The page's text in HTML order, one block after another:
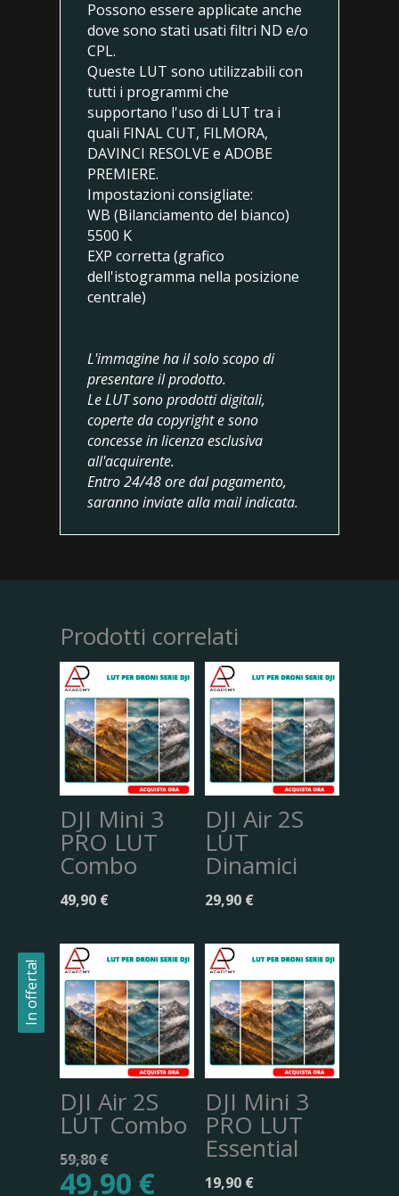
Possono essere applicate anche
dove sono stati usati filtri ND e/o
CPL.
Queste LUT sono utilizzabili con
tutti i programmi che
supportano l'uso di LUT tra i
quali FINAL CUT, FILMORA,
DAVINCI RESOLVE e ADOBE
PREMIERE.
Impostazioni consigliate:
WB (Bilanciamento del bianco)
5500 K
EXP corretta (grafico
dell'istogramma nella posizione
centrale)
L'immagine ha il solo scopo di
presentare il prodotto.
Le LUT sono prodotti digitali,
coperte da copyright e sono
concesse in licenza esclusiva
all'acquirente.
Entro 24/48 ore dal pagamento,
saranno inviate alla mail indicata.
Prodotti correlati
DJI Mini 3
PRO LUT
Combo
49,90 €
DJI Air 2S
LUT
Dinamici
29,90 €
In offerta!
DJI Air 2S
LUT Combo
59,80€Il
prezzo
49,90€
DJI Mini 3
PRO LUT
Essential
19,90 €